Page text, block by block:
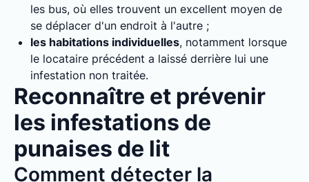
les bus, où elles trouvent un excellent moyen de
se déplacer d'un endroit à l'autre ;
les habitations individuelles, notamment lorsque
le locataire précédent a laissé derrière lui une
infestation non traitée.
Reconnaître et prévenir
les infestations de
punaises de lit
Comment détecter la